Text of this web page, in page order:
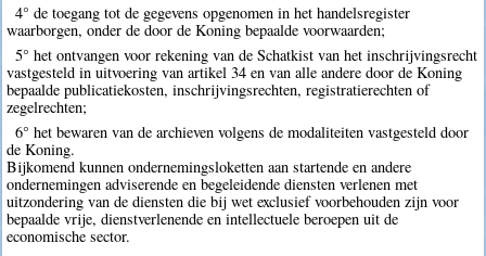
4° de toegang tot de gegevens opgenomen in het handelsregister
waarborgen, onder de door de Koning bepaalde voorwaarden;
5° het ontvangen voor rekening van de Schatkist van het inschrijvingsrecht
vastgesteld in uitvoering van artikel 34 en van alle andere door de Koning
bepaalde publicatiekosten, inschrijvingsrechten, registratierechten of
zegelrechten;
6° het bewaren van de archieven volgens de modaliteiten vastgesteld door
de Koning.
Bijkomend kunnen ondernemingsloketten aan startende en andere
ondernemingen adviserende en begeleidende diensten verlenen met
uitzondering van de diensten die bij wet exclusief voorbehouden zijn voor
bepaalde vrije, dienstverlenende en intellectuele beroepen uit de
economische sector.